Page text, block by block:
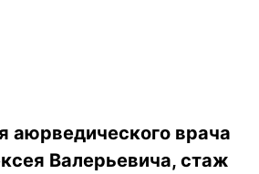
аюрведического врача
Валерьевича, стаж